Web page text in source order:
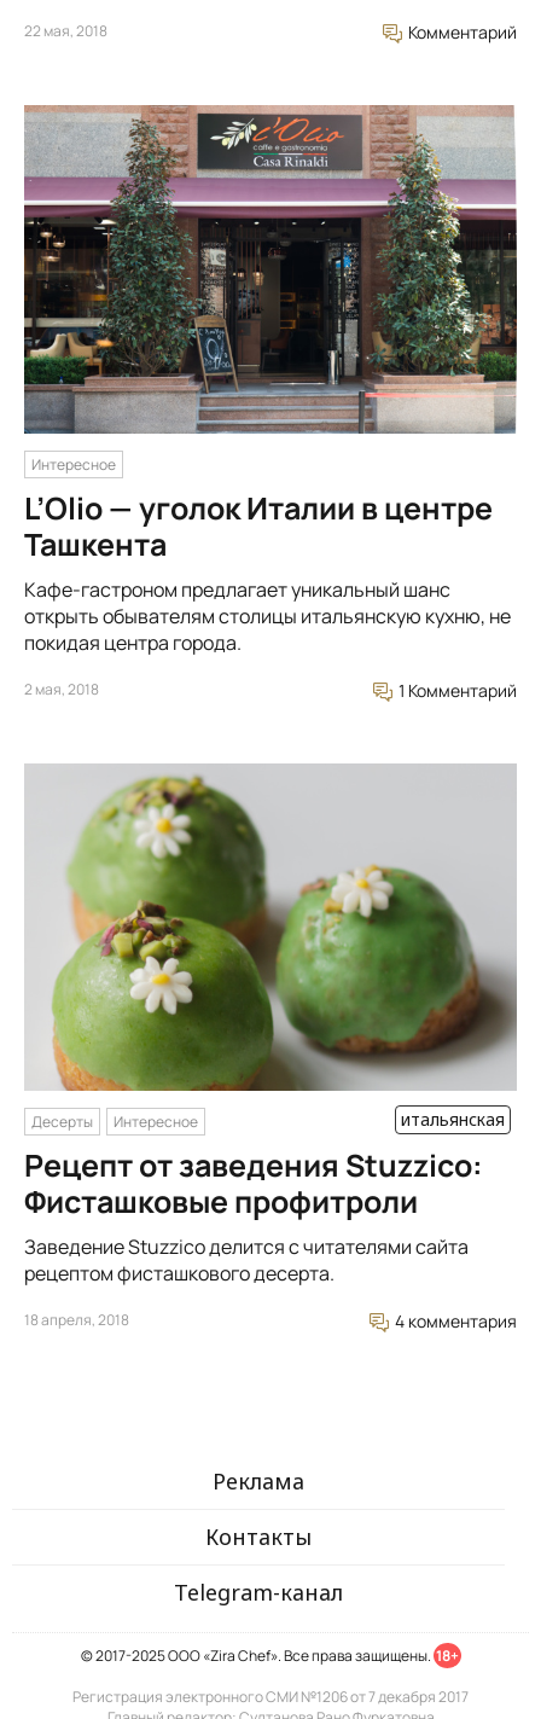
22 мая, 2018 Комментарий
Интересное
L’Olio — уголок Италии в центре
Ташкента
Кафе-гастроном предлагает уникальный шанс
открыть обывателям столицы итальянскую кухню, не
покидая центра города.
2 мая, 2018 1 Комментарий
Десерты Интересное итальянская
Рецепт от заведения Stuzzico:
Фисташковые профитроли
Заведение Stuzzico делится с читателями сайта
рецептом фисташкового десерта.
18 апреля, 2018 4 комментария
Реклама
Контакты
Telegram-канал
© 2017-2025 ООО «Zira Chef». Все права защищены. 18+
Регистрация электронного СМИ №1206 от 7 декабря 2017